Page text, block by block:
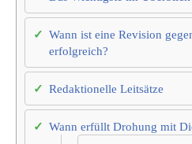
Wann ist eine Revision
erfolgreich?
Redaktionelle Leitsätze
Wann erfüllt Drohung mit